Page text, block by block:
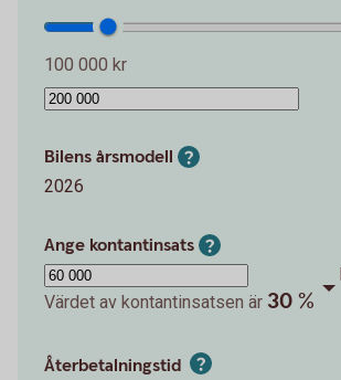
100 000 kr
Bilens årsmodell
2026
Ange kontantinsats
Värdet av kontantinsatsen är 30 %
Återbetalningstid